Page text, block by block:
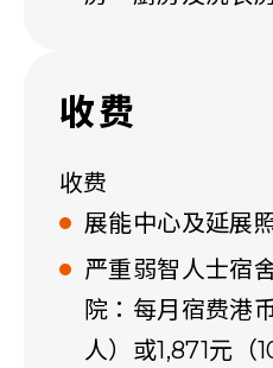
收费
收费
展能中心及延展
严重弱智人士宿
院：每月宿费港
人）或1,871元（